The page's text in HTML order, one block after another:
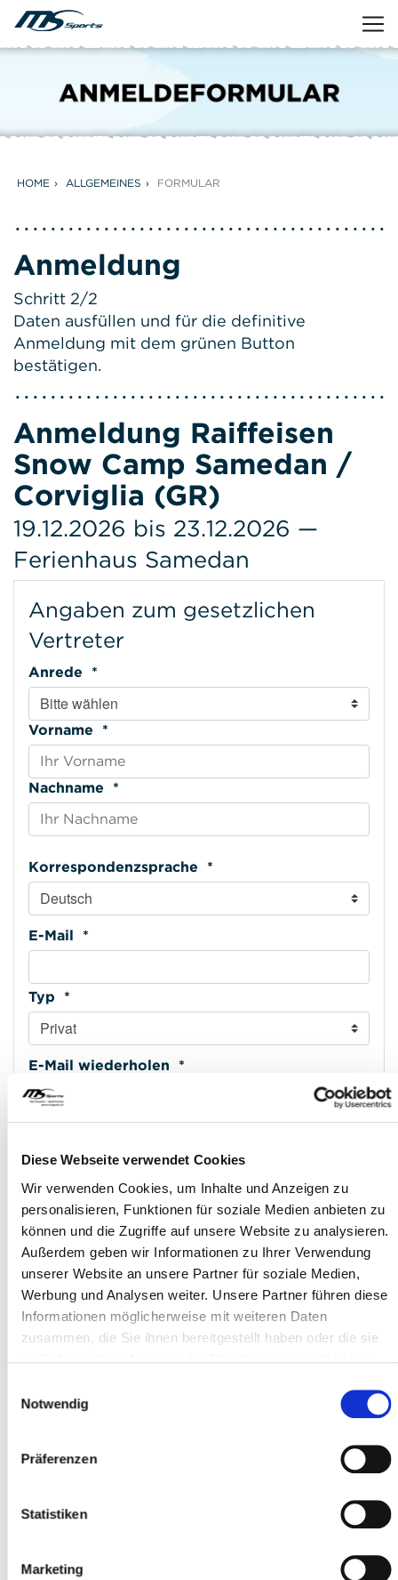
Diese Webseite verwendet Cookies
Wir verwenden Cookies, um Inhalte und Anzeigen zu
personalisieren, Funktionen für soziale Medien anbieten zu
können und die Zugriffe auf unsere Website zu analysieren.
Außerdem geben wir Informationen zu Ihrer Verwendung
unserer Website an unsere Partner für soziale Medien,
Werbung und Analysen weiter. Unsere Partner führen diese
Informationen möglicherweise mit weiteren Daten
zusammen, die Sie ihnen bereitgestellt haben oder die sie
Notwendig
Präferenzen
Statistiken
Marketing
HOME ALLGEMEINES FORMULAR
Anmeldung
Schritt 2/2
Daten ausfüllen und für die definitive
Anmeldung mit dem grünen Button
bestätigen.
Anmeldung Raiffeisen
Snow Camp Samedan /
Corviglia (GR)
19.12.2026 bis 23.12.2026 —
Ferienhaus Samedan
Angaben zum gesetzlichen
Vertreter
Anrede *
Vorname *
Nachname *
Korrespondenzsprache *
E-Mail *
Typ *
E-Mail wiederholen *
Typ *
Postleitzahl *
Teilnehmer